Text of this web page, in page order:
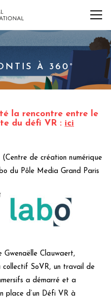
À 360°
la rencontre entre le
du défi VR : ici
de création numérique
du Pôle Media Grand Paris
Gwenaëlle Clauwaert,
SoVR, un travail de
a démarré et a
place d’un Défi VR à